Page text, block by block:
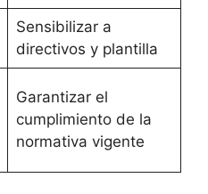
Sensibilizar a
directivos y plantilla
Garantizar el
cumplimiento de la
normativa vigente